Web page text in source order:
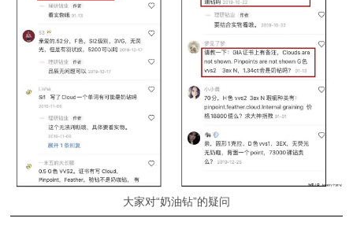
大家对“奶油钻”的疑问